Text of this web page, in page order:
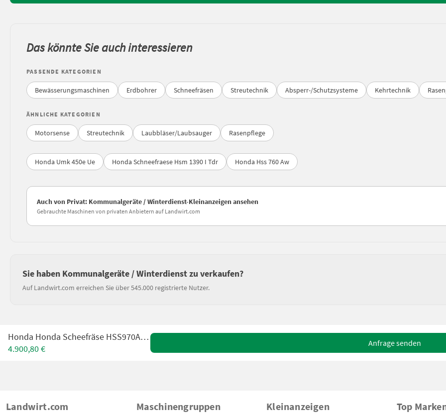
Das könnte Sie auch interessieren
PASSENDE KATEGORIEN
Bewässerungsmaschinen Erdbohrer Schneefräsen Streutechnik Absperr-/Schutzsysteme Kehrtechnik
ÄHNLICHE KATEGORIEN
Motorsense Streutechnik Laubbläser/Laubsauger Rasenpflege
Honda Umk 450e Ue Honda Schneefraese Hsm 1390 I Tdr Honda Hss 760 Aw
Auch von Privat: Kommunalgeräte / Winterdienst-Kleinanzeigen ansehen
Gebrauchte Maschinen von privaten Anbietern auf Landwirt.com
Sie haben Kommunalgeräte / Winterdienst zu verkaufen?
Auf Landwirt.com erreichen Sie über 545.000 registrierte Nutzer.
Honda Honda Scheefräse HSS970A * Neuwertig *
4.900,80 €
Anfrage senden
Landwirt.com Maschinengruppen Kleinanzeigen Top